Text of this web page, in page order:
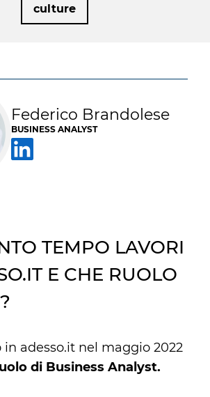
culture
Federico Brandolese
BUSINESS ANALYST
TEMPO LAVORI
E CHE RUOLO
in adesso.it nel maggio 2022
di Business Analyst.